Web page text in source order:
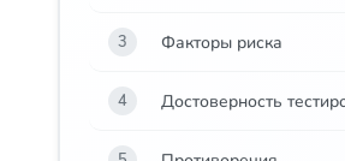
3 Факторы риска
4 Достоверность